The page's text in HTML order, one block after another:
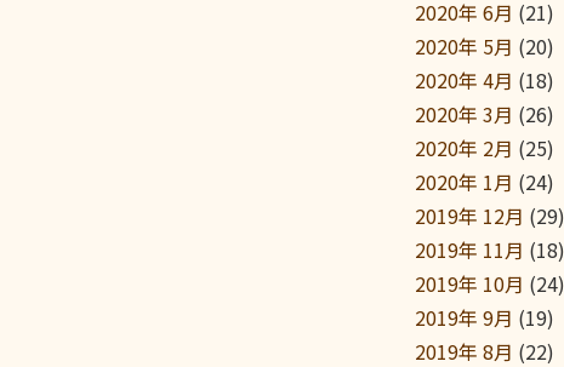
2020年 6月 (21)
2020年 5月 (20)
2020年 4月 (18)
2020年 3月 (26)
2020年 2月 (25)
2020年 1月 (24)
2019年 12月 (29)
2019年 11月 (18)
2019年 10月 (24)
2019年 9月 (19)
2019年 8月 (22)